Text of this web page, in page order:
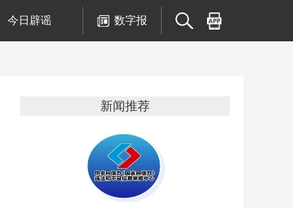
今日辟谣 数字报
新闻推荐